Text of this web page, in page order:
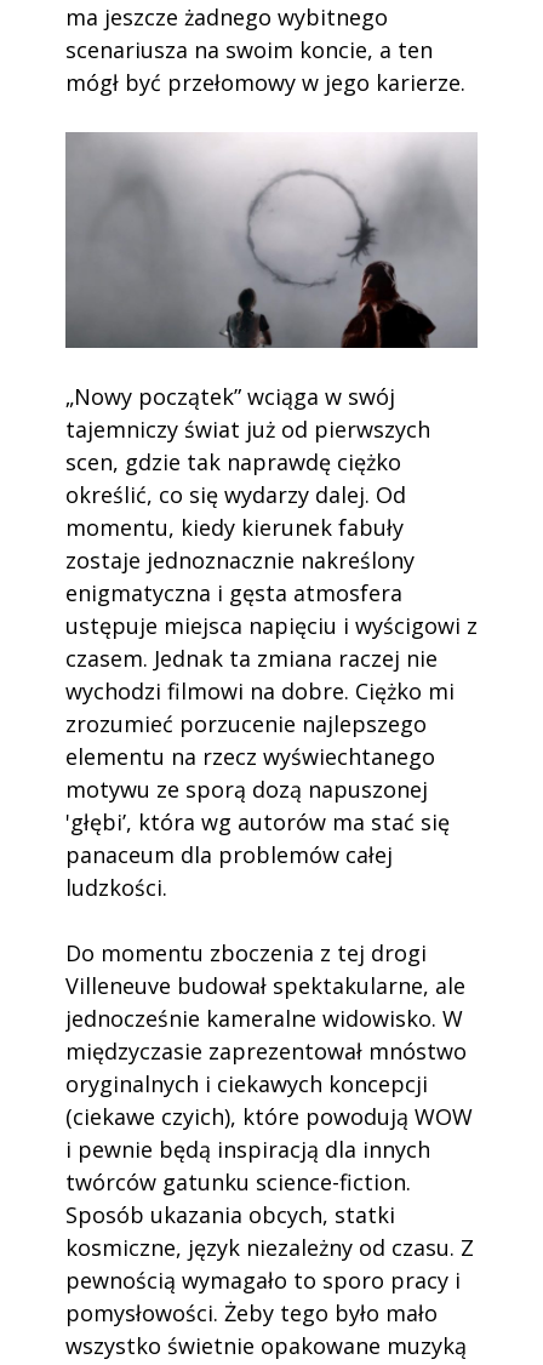
ma jeszcze żadnego wybitnego
scenariusza na swoim koncie, a ten
mógł być przełomowy w jego karierze.
„Nowy początek” wciąga w swój
tajemniczy świat już od pierwszych
scen, gdzie tak naprawdę ciężko
określić, co się wydarzy dalej. Od
momentu, kiedy kierunek fabuły
zostaje jednoznacznie nakreślony
enigmatyczna i gęsta atmosfera
ustępuje miejsca napięciu i wyścigowi z
czasem. Jednak ta zmiana raczej nie
wychodzi filmowi na dobre. Ciężko mi
zrozumieć porzucenie najlepszego
elementu na rzecz wyświechtanego
motywu ze sporą dozą napuszonej
'głębi’, która wg autorów ma stać się
panaceum dla problemów całej
ludzkości.
Do momentu zboczenia z tej drogi
Villeneuve budował spektakularne, ale
jednocześnie kameralne widowisko. W
międzyczasie zaprezentował mnóstwo
oryginalnych i ciekawych koncepcji
(ciekawe czyich), które powodują WOW
i pewnie będą inspiracją dla innych
twórców gatunku science-fiction.
Sposób ukazania obcych, statki
kosmiczne, język niezależny od czasu. Z
pewnością wymagało to sporo pracy i
pomysłowości. Żeby tego było mało
wszystko świetnie opakowane muzyką